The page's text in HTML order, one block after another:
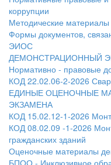
коррупции
Методические материалы
Формы документов,
ЭИОС
ДЕМОНСТРАЦИОННЫЙ
Нормативно - правовые
КОД 22.02.06-2-2026
ЕДИНЫЕ ОЦЕНОЧНЫЕ
ЭКЗАМЕНА
КОД 15.02.12-1-2026
КОД 08.02.09 -1-2026
гражданских зданий
Оценочные материалы